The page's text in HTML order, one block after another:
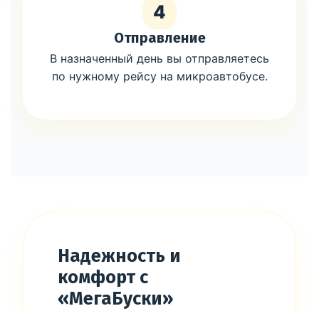
4
Отправление
В назначенный день вы отправляетесь
по нужному рейсу на микроавтобусе.
Надежность и
комфорт с
«МегаБуски»